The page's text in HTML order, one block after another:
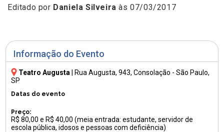
Informação do Evento
Teatro Augusta Rua Augusta, 943, Consolação - São Paulo,
SP
Datas do evento
Preço:
R$ 80,00 e R$ 40,00 (meia entrada: estudante, servidor de
escola pública, idosos e pessoas com deficiência)
Editado por Daniela Silveira às 07/03/2017